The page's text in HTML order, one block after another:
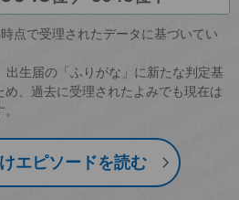
点で受理されたデータに基づいてい
生届の「ふりがな」に新たな判定基
、過去に受理されたよみでも現在は
エピソードを読む